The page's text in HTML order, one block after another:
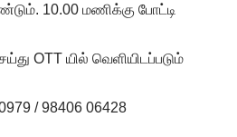
10.00 மணிக்கு போட்டி
OTT யில் வெளியிடப்படும்
/ 98406 06428